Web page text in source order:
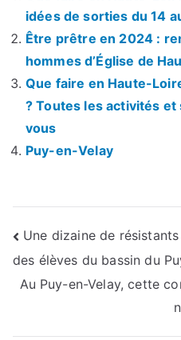
idées de sorties du 14
Être prêtre en 2024 :
hommes d’Église de
Que faire en Haute-
? Toutes les activités
vous
Puy-en-Velay
Navigation
de
Une dizaine de
des élèves du bassin du
Au Puy-en-Velay, cette